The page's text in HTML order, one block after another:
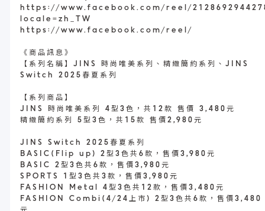
https://www.facebook.com/reel/
locale=zh_TW
https://www.facebook.com/reel/
《商品訊息》
【系列名稱】JINS 時尚唯美系列、精緻簡約系列、JINS
Switch 2025春夏系列
【系列商品】
JINS 時尚唯美系列 4型3色，共12款 售價 3,480元
精緻簡約系列 5型3色，共15款 售價2,980元
JINS Switch 2025春夏系列
BASIC(Flip up) 2型3色共6款，售價3,980元
BASIC 2型3色共6款，售價3,980元
SPORTS 1型3色共3款，售價3,980元
FASHION Metal 4型3色共12款，售價3,480元
FASHION Combi(4/24上市) 2型3色共6款，售價3,480